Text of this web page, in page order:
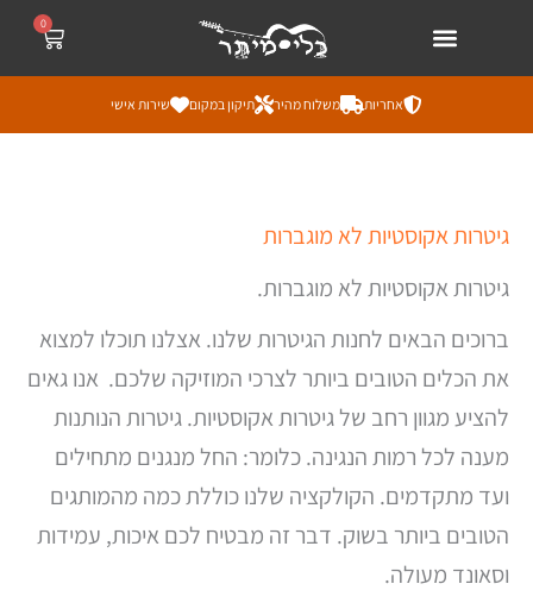
0
עגלת
קניות
אחריות משלוח מהיר תיקון במקום שירות אישי
גיטרות אקוסטיות לא מוגברות
גיטרות אקוסטיות לא מוגברות.
ברוכים הבאים לחנות הגיטרות שלנו. אצלנו תוכלו למצוא
את הכלים הטובים ביותר לצרכי המוזיקה שלכם. אנו גאים
להציע מגוון רחב של גיטרות אקוסטיות. גיטרות הנותנות
מענה לכל רמות הנגינה. כלומר: החל מנגנים מתחילים
ועד מתקדמים. הקולקציה שלנו כוללת כמה מהמותגים
הטובים ביותר בשוק. דבר זה מבטיח לכם איכות, עמידות
וסאונד מעולה.